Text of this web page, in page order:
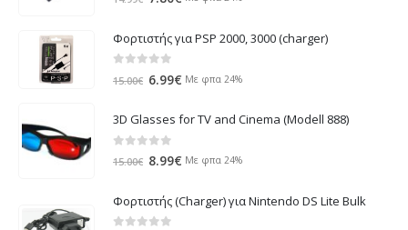
was:
14.99€.
τιμή
Φορτιστής για PSP 2000, 3000 (charger)
out of 5
15.00€ Original
was:
15.00€.
6.99€ Η
τιμή
Με φπα 24%
3D Glasses for TV and Cinema (Modell 888)
out of 5
15.00€ Original
was:
15.00€.
8.99€ Η
τιμή
είναι:
Με φπα 24%
Φορτιστής (Charger) για Nintendo DS Lite Bulk